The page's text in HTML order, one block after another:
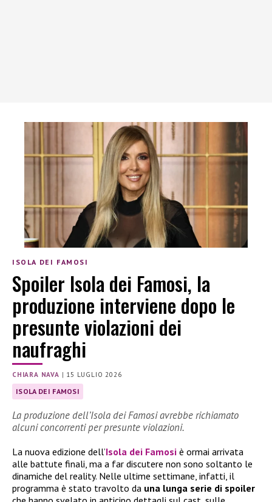
ISOLA DEI FAMOSI
Spoiler Isola dei Famosi, la
produzione interviene dopo le
presunte violazioni dei
naufraghi
CHIARA NAVA | 15 LUGLIO 2026
ISOLA DEI FAMOSI
La produzione dell’Isola dei Famosi avrebbe richiamato
alcuni concorrenti per presunte violazioni.
La nuova edizione dell’Isola dei Famosi è ormai arrivata
alle battute finali, ma a far discutere non sono soltanto le
dinamiche del reality. Nelle ultime settimane, infatti, il
programma è stato travolto da una lunga serie di spoiler